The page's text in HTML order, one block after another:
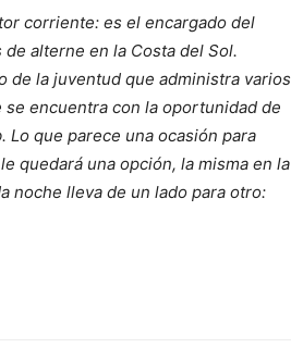
corriente: es el encargado del
alterne en la Costa del Sol.
de la juventud que administra varios
se encuentra con la oportunidad de
que parece una ocasión para
quedará una opción, la misma en la
noche lleva de un lado para otro: